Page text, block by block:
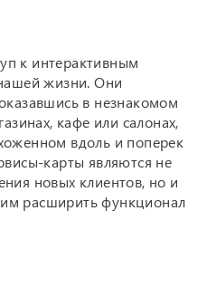
к интерактивным
жизни. Они
в незнакомом
кафе или салонах,
вдоль и поперек
карты являются не
новых клиентов, но и
расширить функционал